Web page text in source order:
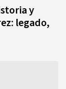
y
legado,